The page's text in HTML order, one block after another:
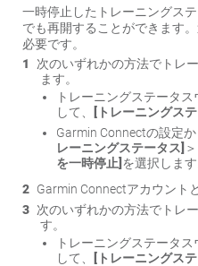
一時停止したトレーニングス
でも再開することができます
必要です。
次のいずれかの方法でトレ
ます。
トレーニングステータ
して、
[トレーニングス
Garmin Connectの設定か
レーニングステータス] ＞
を一時停止] を選択します
Garmin Connectアカウント
次のいずれかの方法でトレ
す。
トレーニングステータ
して、
[トレーニングス